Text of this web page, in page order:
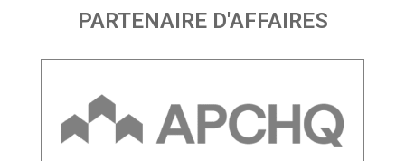
PARTENAIRE D'AFFAIRES